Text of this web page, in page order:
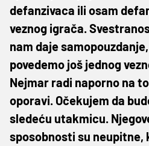
defanzivaca ili osam
veznog igrača.
nam daje
povedemo još jednog
Nejmar radi naporno na
oporavi. Očekujem da
sledeću utakmicu.
sposobnosti su neupitne,